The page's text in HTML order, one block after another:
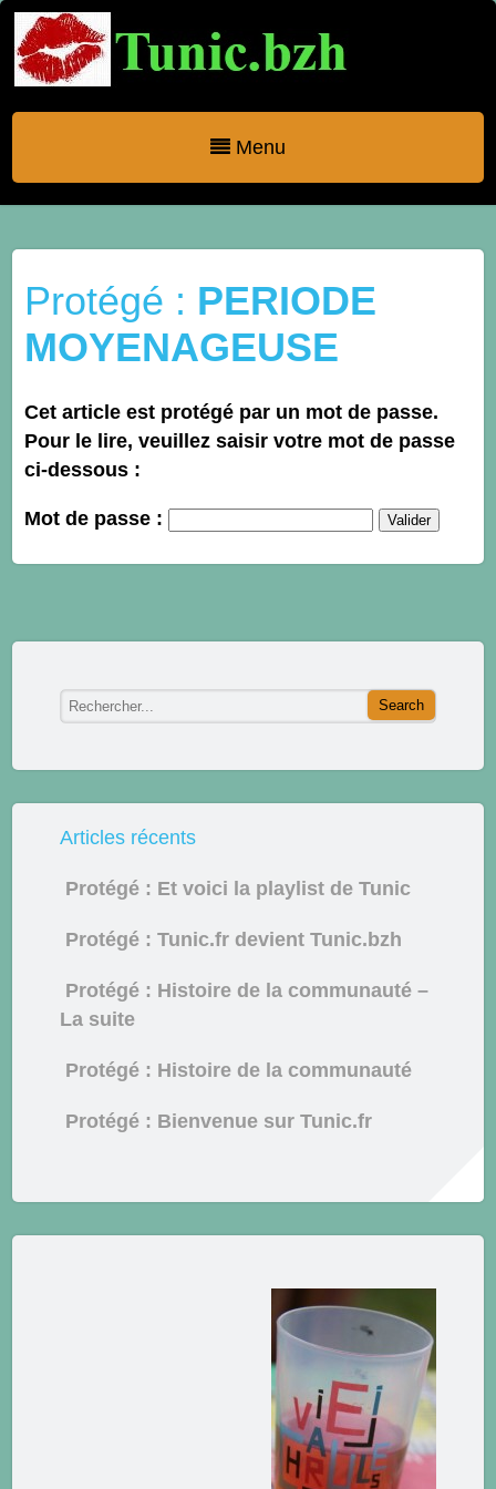
Menu
Protégé : PERIODE
MOYENAGEUSE
Cet article est protégé par un mot de passe.
Pour le lire, veuillez saisir votre mot de passe
ci-dessous :
Mot de passe :
Articles récents
Protégé : Et voici la playlist de Tunic
Protégé : Tunic.fr devient Tunic.bzh
Protégé : Histoire de la communauté –
La suite
Protégé : Histoire de la communauté
Protégé : Bienvenue sur Tunic.fr